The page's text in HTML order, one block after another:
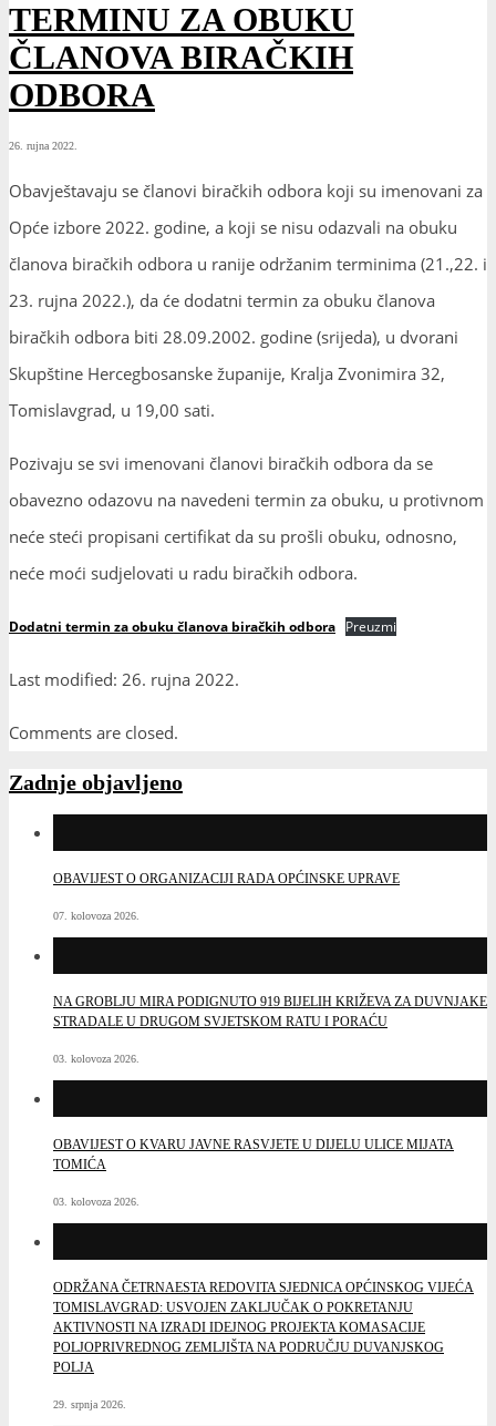
TERMINU ZA OBUKU
ČLANOVA BIRAČKIH
ODBORA
26. rujna 2022.
Obavještavaju se članovi biračkih odbora koji su imenovani za
Opće izbore 2022. godine, a koji se nisu odazvali na obuku
članova biračkih odbora u ranije održanim terminima (21.,22. i
23. rujna 2022.), da će dodatni termin za obuku članova
biračkih odbora biti 28.09.2002. godine (srijeda), u dvorani
Skupštine Hercegbosanske županije, Kralja Zvonimira 32,
Tomislavgrad, u 19,00 sati.
Pozivaju se svi imenovani članovi biračkih odbora da se
obavezno odazovu na navedeni termin za obuku, u protivnom
neće steći propisani certifikat da su prošli obuku, odnosno,
neće moći sudjelovati u radu biračkih odbora.
Dodatni termin za obuku članova biračkih odbora Preuzmi
Last modified: 26. rujna 2022.
Comments are closed.
Zadnje objavljeno
OBAVIJEST O ORGANIZACIJI RADA OPĆINSKE UPRAVE
07. kolovoza 2026.
NA GROBLJU MIRA PODIGNUTO 919 BIJELIH KRIŽEVA ZA DUVNJAKE
STRADALE U DRUGOM SVJETSKOM RATU I PORAĆU
03. kolovoza 2026.
OBAVIJEST O KVARU JAVNE RASVJETE U DIJELU ULICE MIJATA
TOMIĆA
03. kolovoza 2026.
ODRŽANA ČETRNAESTA REDOVITA SJEDNICA OPĆINSKOG VIJEĆA
TOMISLAVGRAD: USVOJEN ZAKLJUČAK O POKRETANJU
AKTIVNOSTI NA IZRADI IDEJNOG PROJEKTA KOMASACIJE
POLJOPRIVREDNOG ZEMLJIŠTA NA PODRUČJU DUVANJSKOG
POLJA
29. srpnja 2026.